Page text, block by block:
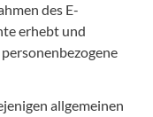
des E-
erhebt und
allgemeinen